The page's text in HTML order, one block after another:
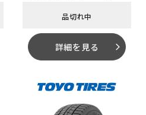
品切れ中
詳細を見る arrow_forward_ios